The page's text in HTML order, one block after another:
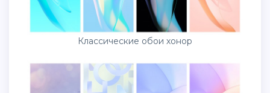
Классические обои хонор